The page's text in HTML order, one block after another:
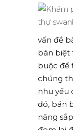
vấn đề
bán biệt
buộc để
chúng
nhu yếu
đó, bán
năng